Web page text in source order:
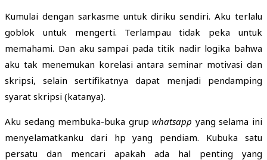
Kumulai dengan sarkasme untuk diriku sendiri. Aku terlalu
goblok untuk mengerti. Terlampau tidak peka untuk
memahami. Dan aku sampai pada titik nadir logika bahwa
aku tak menemukan korelasi antara seminar motivasi dan
skripsi, selain sertifikatnya dapat menjadi pendamping
syarat skripsi (katanya).
Aku sedang membuka-buka grupwhatsapp yang selama ini
menyelamatkanku dari hp yang pendiam. Kubuka satu
persatu dan mencari apakah ada hal penting yang